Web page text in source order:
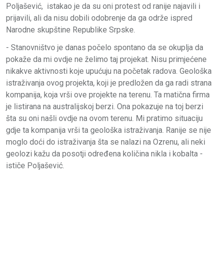
Poljašević, istakao je da su oni protest od ranije najavili i
prijavili, ali da nisu dobili odobrenje da ga održe ispred
Narodne skupštine Republike Srpske.
- Stanovništvo je danas počelo spontano da se okuplja da
pokaže da mi ovdje ne želimo taj projekat. Nisu primjećene
nikakve aktivnosti koje upućuju na početak radova. Geološka
istraživanja ovog projekta, koji je predložen da ga radi strana
kompanija, koja vrši ove projekte na terenu. Ta matična firma
je listirana na australijskoj berzi. Ona pokazuje na toj berzi
šta su oni našli ovdje na ovom terenu. Mi pratimo situaciju
gdje ta kompanija vrši ta geološka istraživanja. Ranije se nije
moglo doći do istraživanja šta se nalazi na Ozrenu, ali neki
geolozi kažu da posotji određena količina nikla i kobalta -
ističe Poljašević.